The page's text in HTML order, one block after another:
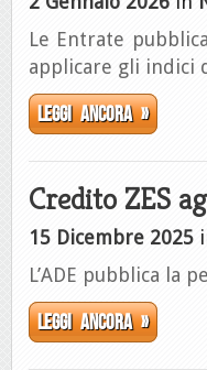
Le Entrate
applicare gli indici
Leggi ancora »
Credito ZES
15 Dicembre 2025
L’ADE pubblica la
Leggi ancora »